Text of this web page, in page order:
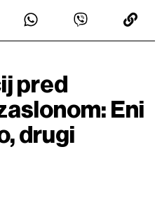
pred
Eni
drugi